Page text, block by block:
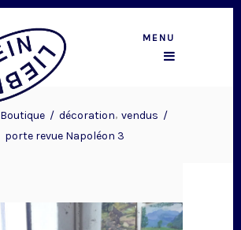
MENU
Boutique / décoration, vendus /
porte revue Napoléon 3